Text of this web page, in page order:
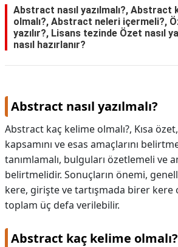
Abstract nasıl yazılmalı?, Abstract
olmalı?, Abstract neleri içermeli?,
yazılır?, Lisans tezinde Özet nasıl
nasıl hazırlanır?
Abstract nasıl yazılmalı?
Abstract kaç kelime olmalı?, Kısa
kapsamını ve esas amaçlarını
tanımlamalı, bulguları özetlemeli ve
belirtmelidir. Sonuçların önemi,
kere, girişte ve tartışmada birer kere
toplam üç defa verilebilir.
Abstract kaç kelime olmalı?